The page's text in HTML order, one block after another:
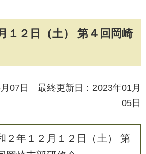
１２日（土） 第４回岡崎
07日 最終更新日：2023年01月
05日
２年１２月１２日（土） 第